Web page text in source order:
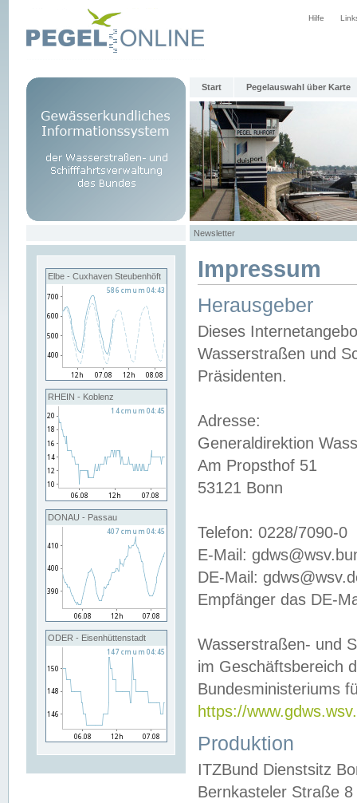
Hilfe
Start Pegelauswahl über Karte
Newsletter
Elbe - Cuxhaven Steubenhöft
RHEIN - Koblenz
DONAU - Passau
ODER - Eisenhüttenstadt
Impressum
Herausgeber
Dieses
Wasserstraßen und
Präsidenten.
Adresse:
Generaldirektion
Am Propsthof 51
53121 Bonn
Telefon: 0228/7090-0
E-Mail:
DE-Mail:
Empfänger das DE-
Wasserstraßen- und
im Geschäftsbereich
Bundesministeriums
https://
Produktion
ITZBund Dienstsitz
Bernkasteler Straße 8